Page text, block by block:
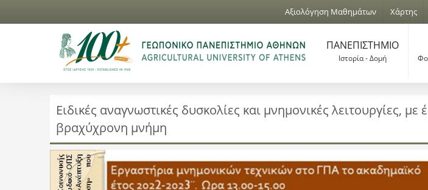
Jump to
Αξιολόγηση Μαθημάτων Χάρτης
ΠΑΝΕΠΙΣΤΗΜΙΟ
Ιστορία - Δομή
Eιδικές αναγνωστικές δυσκολίες και μνημονικές λειτουργίες, με
βραχύχρονη μνήμη